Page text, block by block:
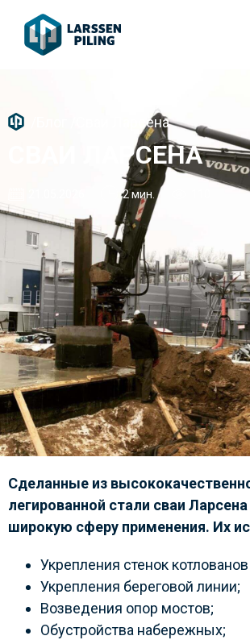
Сваи Ларсена
СВАИ ЛАРСЕНА
2 мин.
Сделанные из
легированной стали сваи
широкую сферу применения. Их
Укрепления стенок
Укрепления береговой линии;
Возведения опор мостов;
Обустройства набережных;